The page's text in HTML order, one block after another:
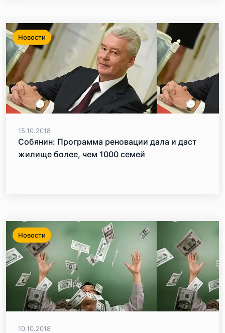
Новости
15.10.2018
Собянин: Программа реновации дала и даст
жилище более, чем 1000 семей
Новости
10.10.2018